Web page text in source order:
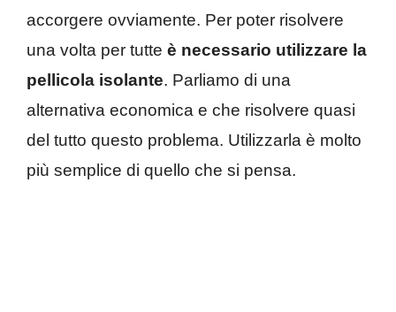
accorgere ovviamente. Per poter risolvere
una volta per tutte è necessario utilizzare la
pellicola isolante. Parliamo di una
alternativa economica e che risolvere quasi
del tutto questo problema. Utilizzarla è molto
più semplice di quello che si pensa.